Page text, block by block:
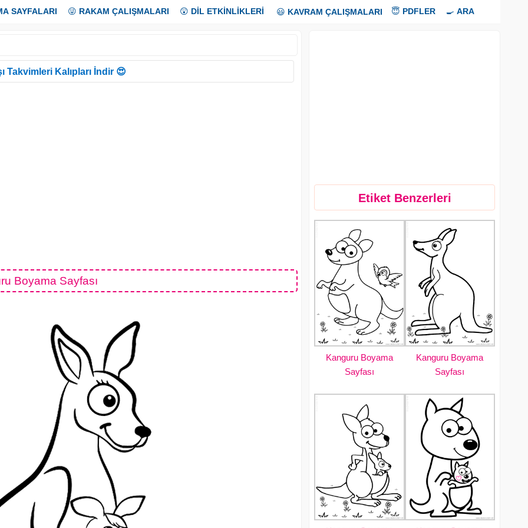
SAYFALARI 😜 RAKAM ÇALIŞMALARI 😲 DİL ETKİNLİKLERİ 😃 KAVRAM ÇALIŞMALARI 😇 PDFLER 🍳 ARA
Takvimleri Kalıpları İndir 😍
Boyama Sayfası
Etiket Benzerleri
Kanguru Boyama
Sayfası
Kanguru Boyama
Sayfası